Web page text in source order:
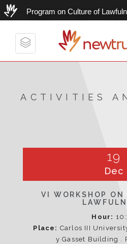
Program on Culture of
Toggle
ACTIVITIES
19
Dec
VI WORKSHOP ON
Hour:
Place: Carlos III
y Gasset Building .